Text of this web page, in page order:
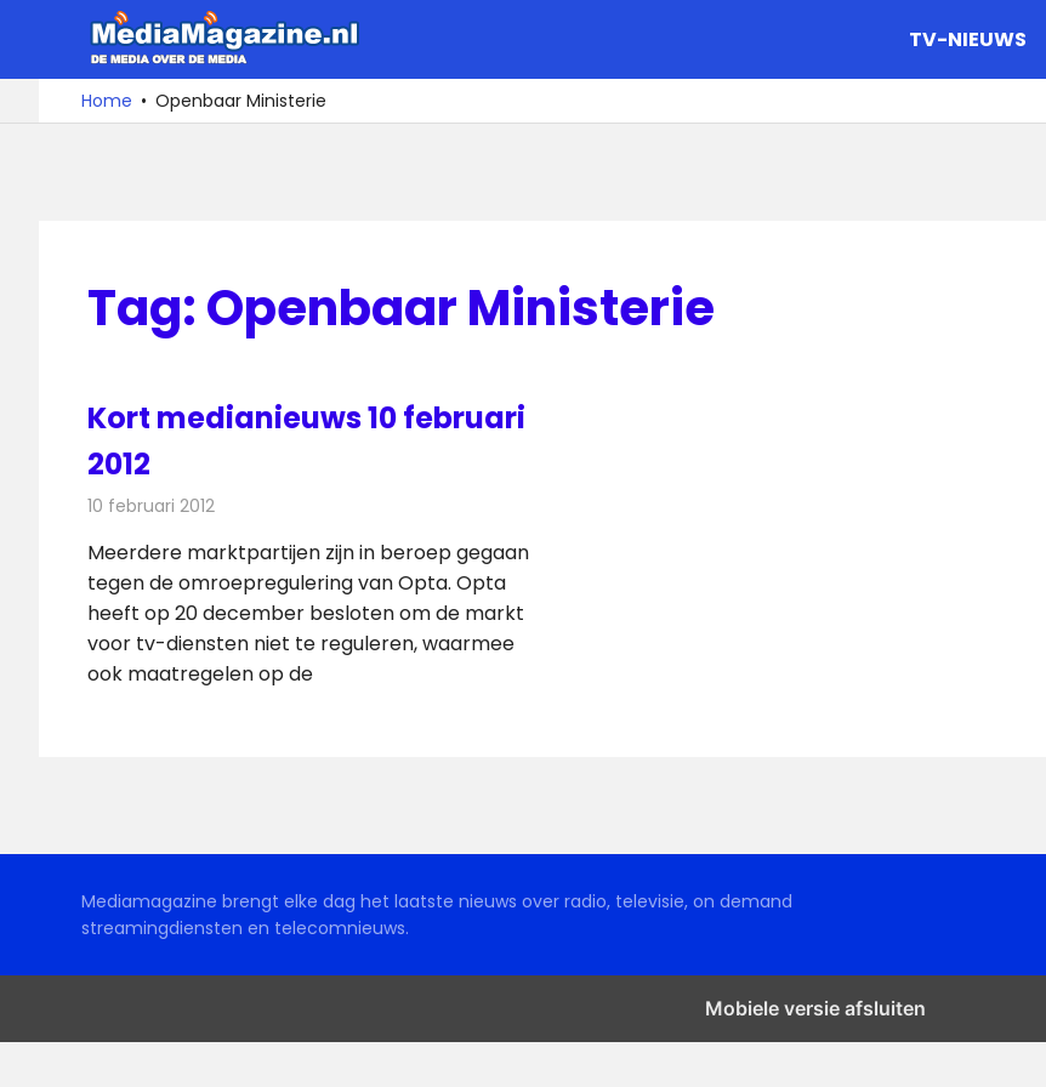
de
De
media
over
TV-NIEUWS
Home Openbaar Ministerie
Tag:Openbaar Ministerie
Kort medianieuws 10 februari
2012
10 februari 2012
Meerdere marktpartijen zijn in beroep gegaan
tegen de omroepregulering van Opta. Opta
heeft op 20 december besloten om de markt
voor tv-diensten niet te reguleren, waarmee
ook maatregelen op de
Mediamagazine brengt elke dag het laatste nieuws over radio, televisie, on demand
streamingdiensten en telecomnieuws.
Mobiele versie afsluiten